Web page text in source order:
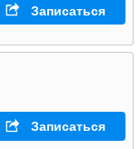
Записаться
Записаться